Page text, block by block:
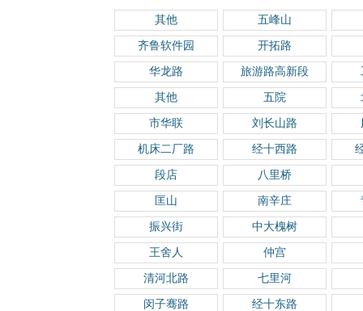
其他 五峰山
齐鲁软件园 开拓路
华龙路 旅游路高新段
其他 五院
市华联 刘长山路
机床二厂路 经十西路
段店 八里桥
匡山 南辛庄
振兴街 中大槐树
王舍人 仲宫
清河北路 七里河
闵子骞路 经十东路